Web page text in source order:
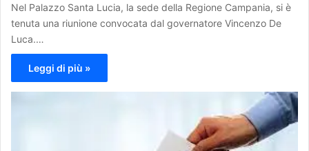
Nel Palazzo Santa Lucia, la sede della Regione Campania, si è
tenuta una riunione convocata dal governatore Vincenzo De
Luca.…
Leggi di più »